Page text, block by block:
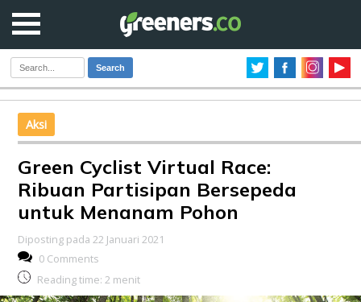
Search
Aksi
Green Cyclist Virtual Race:
Ribuan Partisipan Bersepeda
untuk Menanam Pohon
Diposting pada 22 Januari 2021
0 Comments
Reading time: 2 menit